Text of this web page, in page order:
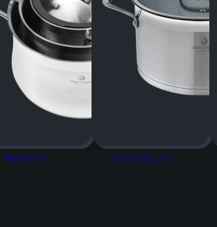
Maritime Kochgeschirr